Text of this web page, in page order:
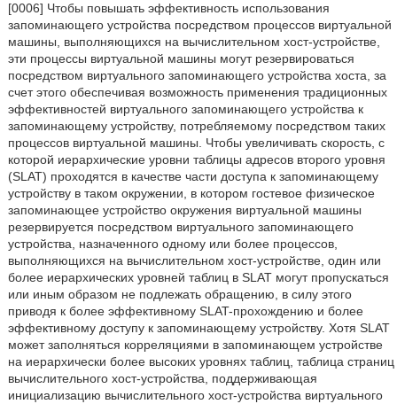
[0006] Чтобы повышать эффективность использования
запоминающего устройства посредством процессов виртуальной
машины, выполняющихся на вычислительном хост-устройстве,
эти процессы виртуальной машины могут резервироваться
посредством виртуального запоминающего устройства хоста, за
счет этого обеспечивая возможность применения традиционных
эффективностей виртуального запоминающего устройства к
запоминающему устройству, потребляемому посредством таких
процессов виртуальной машины. Чтобы увеличивать скорость, с
которой иерархические уровни таблицы адресов второго уровня
(SLAT) проходятся в качестве части доступа к запоминающему
устройству в таком окружении, в котором гостевое физическое
запоминающее устройство окружения виртуальной машины
резервируется посредством виртуального запоминающего
устройства, назначенного одному или более процессов,
выполняющихся на вычислительном хост-устройстве, один или
более иерархических уровней таблиц в SLAT могут пропускаться
или иным образом не подлежать обращению, в силу этого
приводя к более эффективному SLAT-прохождению и более
эффективному доступу к запоминающему устройству. Хотя SLAT
может заполняться корреляциями в запоминающем устройстве
на иерархически более высоких уровнях таблиц, таблица страниц
вычислительного хост-устройства, поддерживающая
инициализацию вычислительного хост-устройства виртуального